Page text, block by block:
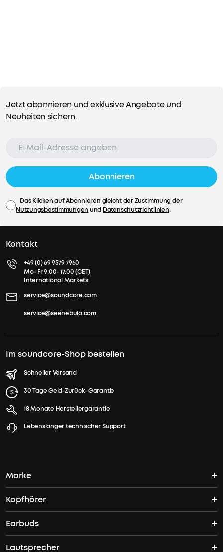
Jetzt abonnieren und exklusive Angebote und
Neuheiten sichern.
Abonnieren
Das Klicken auf Abonnieren gleicht der Zustimmung der
Nutzungsbestimmungen und Datenschutzrichtlinien.
Kontakt
+49 (0) 69 9579 7960
Mo- Fr 9:00- 17:00 (CET)
International Markets
service@soundcore.com
service@seenebula.com
Im soundcore-Shop bestellen
Schneller Versand
30 Tage Geld-Zurück- Garantie
18 Monate Herstellergarantie
Lebenslanger technischer Support
Marke
soundcores Geschichte
Wo finde ich soundcore?
Kopfhörer
Bluetooth Kopfhörer
ANC Kopfhörer
Earbuds
TWS Earbuds
Lautsprecher